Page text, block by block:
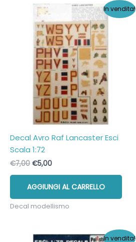
In vendita!
Decal Avro Raf Lancaster Esci
Scala 1:72
€7,00 Il
era:
€7,00.
€5,00Il
è:
€5,00.
AGGIUNGI AL CARRELLO
Decal modellismo
In vendita!